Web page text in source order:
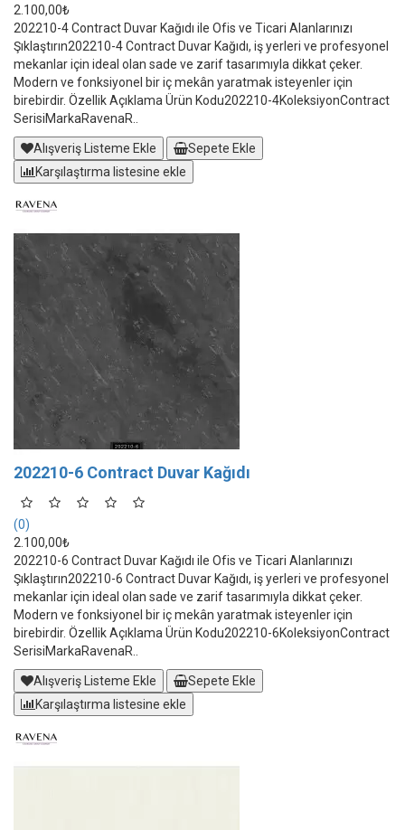
2.100,00₺
202210-4 Contract Duvar Kağıdı ile Ofis ve Ticari Alanlarınızı
Şıklaştırın202210-4 Contract Duvar Kağıdı, iş yerleri ve profesyonel
mekanlar için ideal olan sade ve zarif tasarımıyla dikkat çeker.
Modern ve fonksiyonel bir iç mekân yaratmak isteyenler için
birebirdir. Özellik Açıklama Ürün Kodu202210-4KoleksiyonContract
SerisiMarkaRavenaR..
Alışveriş Listeme Ekle
Sepete Ekle
Karşılaştırma listesine ekle
202210-6 Contract Duvar Kağıdı
(0)
2.100,00₺
202210-6 Contract Duvar Kağıdı ile Ofis ve Ticari Alanlarınızı
Şıklaştırın202210-6 Contract Duvar Kağıdı, iş yerleri ve profesyonel
mekanlar için ideal olan sade ve zarif tasarımıyla dikkat çeker.
Modern ve fonksiyonel bir iç mekân yaratmak isteyenler için
birebirdir. Özellik Açıklama Ürün Kodu202210-6KoleksiyonContract
SerisiMarkaRavenaR..
Alışveriş Listeme Ekle
Sepete Ekle
Karşılaştırma listesine ekle